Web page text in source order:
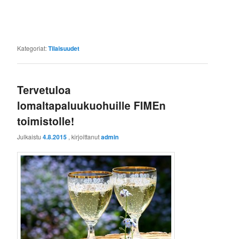
Kategoriat:Tilaisuudet
Tervetuloa
lomaltapaluukuohuille FIMEn
toimistolle!
Julkaistu4.8.2015 , kirjoittanutadmin